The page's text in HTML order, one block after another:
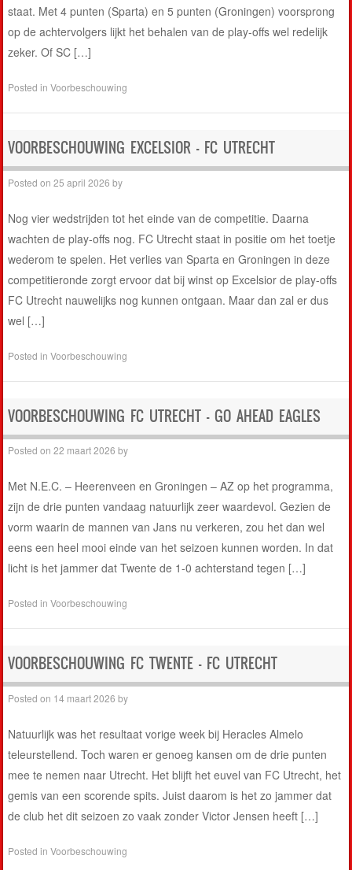
staat. Met 4 punten (Sparta) en 5 punten (Groningen) voorsprong
op de achtervolgers lijkt het behalen van de play-offs wel redelijk
zeker. Of SC […]
Posted inVoorbeschouwing
VOORBESCHOUWING EXCELSIOR – FC UTRECHT
Posted on25 april 2026 by
Nog vier wedstrijden tot het einde van de competitie. Daarna
wachten de play-offs nog. FC Utrecht staat in positie om het toetje
wederom te spelen. Het verlies van Sparta en Groningen in deze
competitieronde zorgt ervoor dat bij winst op Excelsior de play-offs
FC Utrecht nauwelijks nog kunnen ontgaan. Maar dan zal er dus
wel […]
Posted inVoorbeschouwing
VOORBESCHOUWING FC UTRECHT – GO AHEAD EAGLES
Posted on22 maart 2026 by
Met N.E.C. – Heerenveen en Groningen – AZ op het programma,
zijn de drie punten vandaag natuurlijk zeer waardevol. Gezien de
vorm waarin de mannen van Jans nu verkeren, zou het dan wel
eens een heel mooi einde van het seizoen kunnen worden. In dat
licht is het jammer dat Twente de 1-0 achterstand tegen […]
Posted inVoorbeschouwing
VOORBESCHOUWING FC TWENTE – FC UTRECHT
Posted on 14 maart 2026 by
Natuurlijk was het resultaat vorige week bij Heracles Almelo
teleurstellend. Toch waren er genoeg kansen om de drie punten
mee te nemen naar Utrecht. Het blijft het euvel van FC Utrecht, het
gemis van een scorende spits. Juist daarom is het zo jammer dat
de club het dit seizoen zo vaak zonder Victor Jensen heeft […]
Posted inVoorbeschouwing